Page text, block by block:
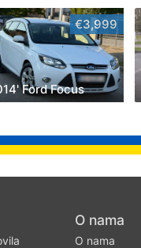
€3,999
Ford Focus
O nama
O nama